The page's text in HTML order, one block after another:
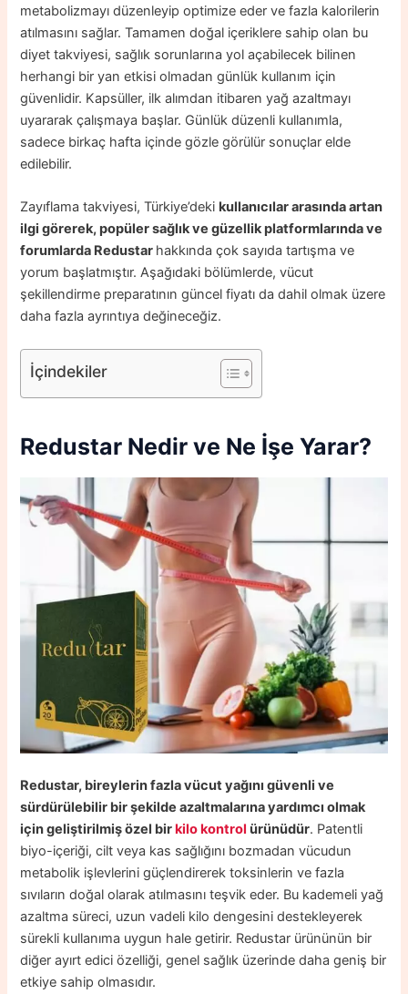
metabolizmayı düzenleyip optimize eder ve fazla kalorilerin
atılmasını sağlar. Tamamen doğal içeriklere sahip olan bu
diyet takviyesi, sağlık sorunlarına yol açabilecek bilinen
herhangi bir yan etkisi olmadan günlük kullanım için
güvenlidir. Kapsüller, ilk alımdan itibaren yağ azaltmayı
uyararak çalışmaya başlar. Günlük düzenli kullanımla,
sadece birkaç hafta içinde gözle görülür sonuçlar elde
edilebilir.
Zayıflama takviyesi, Türkiye’deki kullanıcılar arasında artan
ilgi görerek, popüler sağlık ve güzellik platformlarında ve
forumlarda Redustar hakkında çok sayıda tartışma ve
yorum başlatmıştır. Aşağıdaki bölümlerde, vücut
şekillendirme preparatının güncel fiyatı da dahil olmak üzere
daha fazla ayrıntıya değineceğiz.
İçindekiler
Redustar Nedir ve Ne İşe Yarar?
Redustar, bireylerin fazla vücut yağını güvenli ve
sürdürülebilir bir şekilde azaltmalarına yardımcı olmak
için geliştirilmiş özel birkilo kontrol ürünüdür. Patentli
biyo-içeriği, cilt veya kas sağlığını bozmadan vücudun
metabolik işlevlerini güçlendirerek toksinlerin ve fazla
sıvıların doğal olarak atılmasını teşvik eder. Bu kademeli yağ
azaltma süreci, uzun vadeli kilo dengesini destekleyerek
sürekli kullanıma uygun hale getirir. Redustar ürününün bir
diğer ayırt edici özelliği, genel sağlık üzerinde daha geniş bir
etkiye sahip olmasıdır.